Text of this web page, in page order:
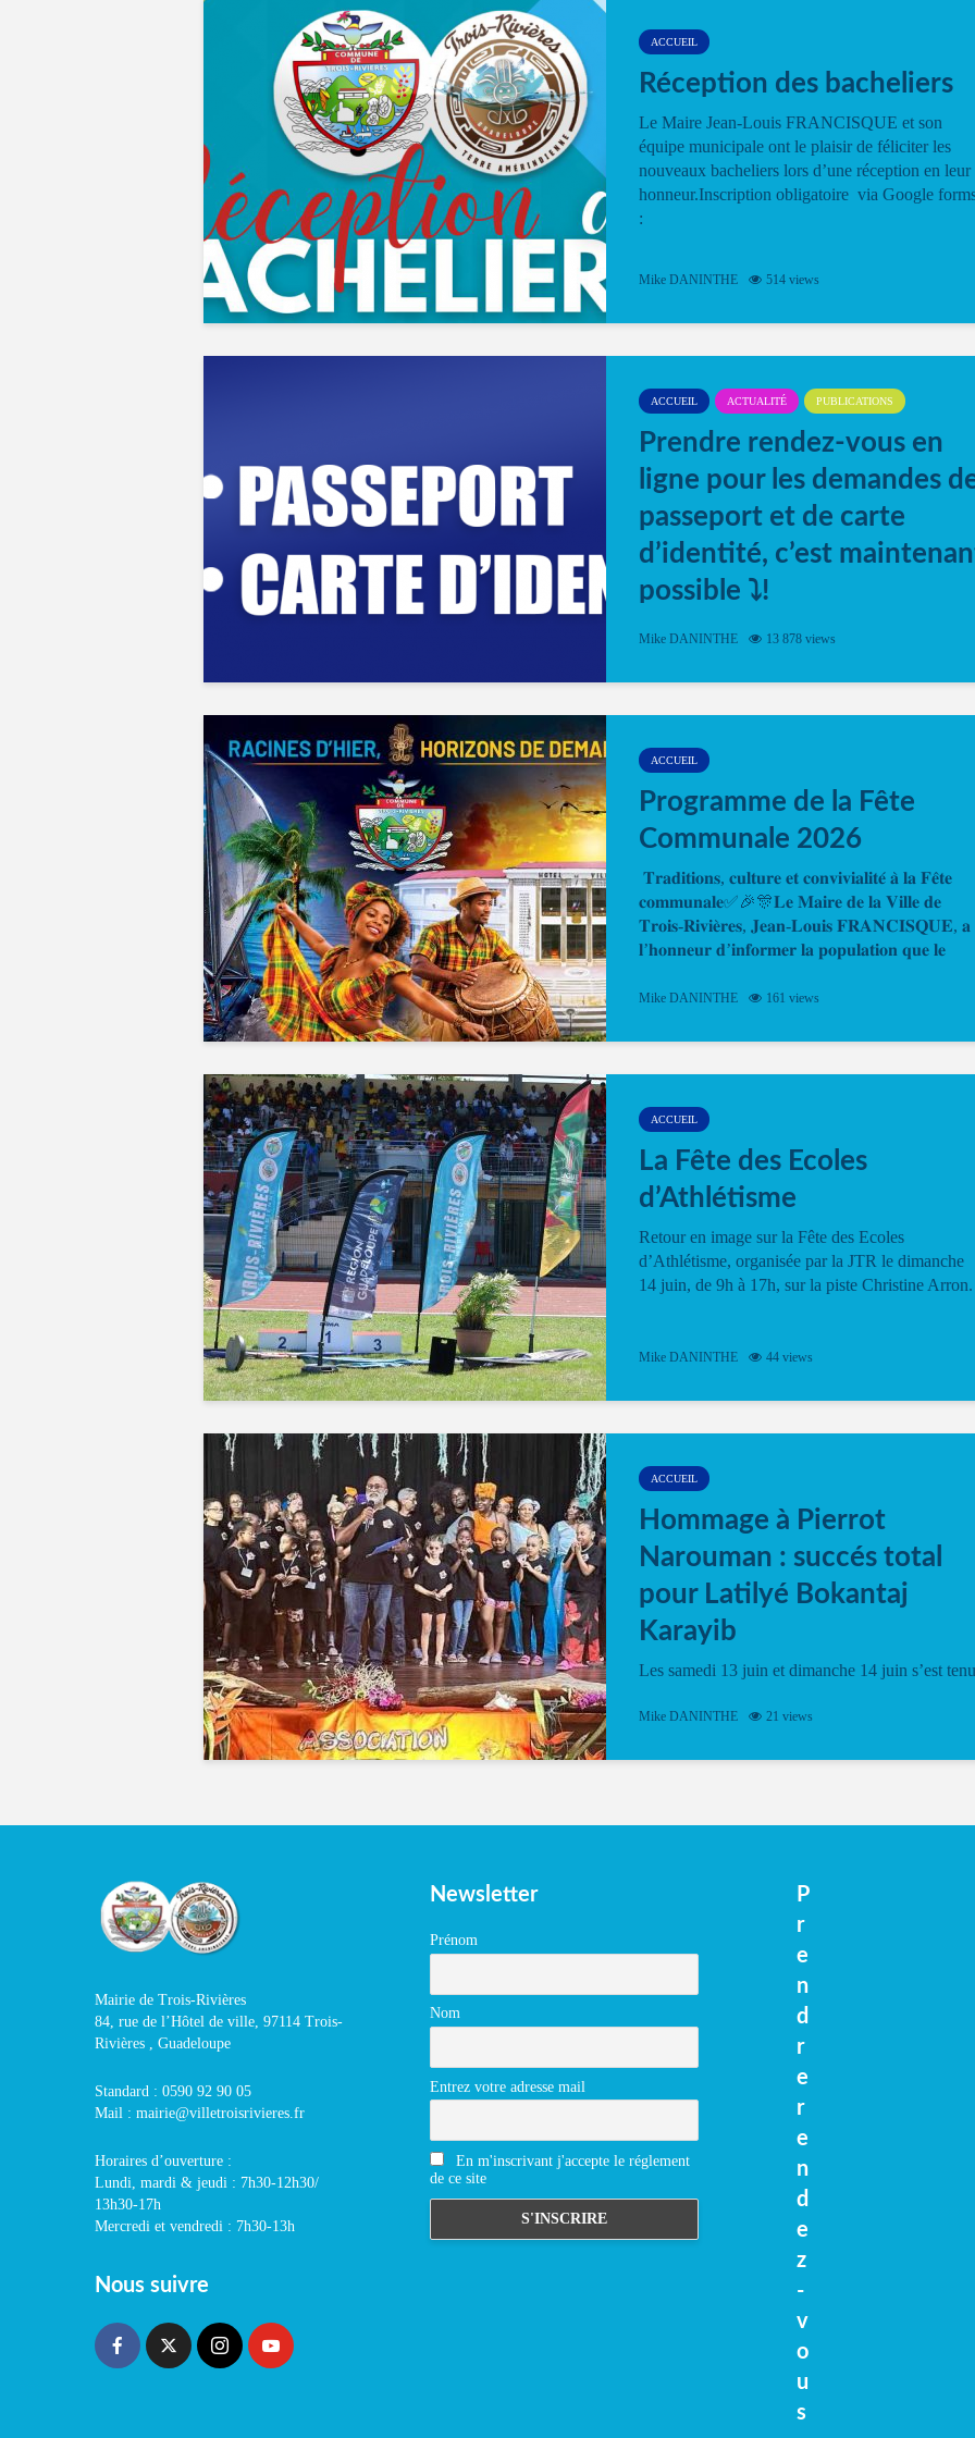
ACCUEIL
Réception des bacheliers
Le Maire Jean-Louis FRANCISQUE et son
équipe municipale ont le plaisir de féliciter les
nouveaux bacheliers lors d’une réception en leur
honneur.Inscription obligatoire via Google
:
Mike DANINTHE 514 views
ACCUEIL ACTUALITÉ PUBLICATIONS
Prendre rendez-vous en
ligne pour les demandes
passeport et de carte
d’identité, c’est
possible ⤵️!
Désormais, il est possible de prendre rendez-
Mike DANINTHE 13 878 views
ACCUEIL
Programme de la Fête
Communale 2026
𝐓𝐫𝐚𝐝𝐢𝐭𝐢𝐨𝐧𝐬, 𝐜𝐮𝐥𝐭𝐮𝐫𝐞 𝐞𝐭 𝐜𝐨𝐧𝐯𝐢𝐯𝐢𝐚𝐥𝐢𝐭𝐞́ 𝐚̀ 𝐥𝐚 𝐅𝐞̂𝐭𝐞
𝐜𝐨𝐦𝐦𝐮𝐧𝐚𝐥𝐞✅🎉🎊𝐋𝐞 𝐌𝐚𝐢𝐫𝐞 𝐝𝐞 𝐥𝐚 𝐕𝐢𝐥𝐥𝐞 𝐝𝐞
𝐓𝐫𝐨𝐢𝐬-𝐑𝐢𝐯𝐢𝐞̀𝐫𝐞𝐬, 𝐉𝐞𝐚𝐧-𝐋𝐨𝐮𝐢𝐬 𝐅𝐑𝐀𝐍𝐂𝐈𝐒𝐐𝐔𝐄, 𝐚
𝐥’𝐡𝐨𝐧𝐧𝐞𝐮𝐫 𝐝’𝐢𝐧𝐟𝐨𝐫𝐦𝐞𝐫 𝐥𝐚 𝐩𝐨𝐩𝐮𝐥𝐚𝐭𝐢𝐨𝐧 𝐪𝐮𝐞 𝐥𝐞
Mike DANINTHE 161 views
ACCUEIL
La Fête des Ecoles
d’Athlétisme
Retour en image sur la Fête des Ecoles
d’Athlétisme, organisée par la JTR le dimanche
14 juin, de 9h à 17h, sur la piste Christine Arron.
Mike DANINTHE 44 views
ACCUEIL
Hommage à Pierrot
Narouman : succés total
pour Latilyé Bokantaj
Karayib
Les samedi 13 juin et dimanche 14 juin s’est tenu
vibrant à Pierrot Narouman, organisé par
spectacle de fin d’année, présenté à la salle...
Mike DANINTHE 21 views
Mairie de Trois-Rivières
84, rue de l’Hôtel de ville, 97114 Trois-
Rivières , Guadeloupe
Standard : 0590 92 90 05
Mail : mairie@villetroisrivieres.fr
Horaires d’ouverture :
Lundi, mardi & jeudi : 7h30-12h30/
13h30-17h
Mercredi et vendredi : 7h30-13h
Nous suivre
Newsletter
Prénom
Nom
Entrez votre adresse mail
En m'inscrivant j'accepte le réglement
de ce site
P
r
e
n
d
r
e
r
e
n
d
e
z
-
v
o
u
s